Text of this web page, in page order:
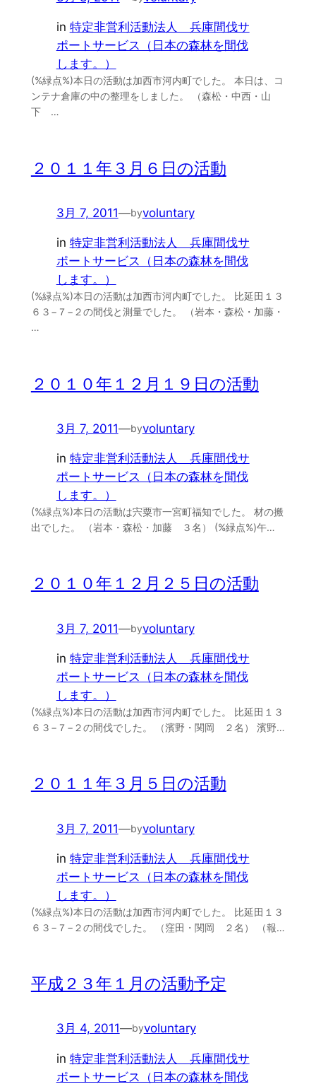
in 特定非営利活動法人 兵庫間伐サ
ポートサービス（日本の森林を間伐
します。）
(%緑点%)本日の活動は加西市河内町でした。 本日は、コ
ンテナ倉庫の中の整理をしました。 （森松・中西・山
下 …
２０１１年３月６日の活動
3月 7, 2011—byvoluntary
in 特定非営利活動法人 兵庫間伐サ
ポートサービス（日本の森林を間伐
します。）
(%緑点%)本日の活動は加西市河内町でした。 比延田１３
６３−７−２の間伐と測量でした。 （岩本・森松・加藤・
…
２０１０年１２月１９日の活動
3月 7, 2011—byvoluntary
in 特定非営利活動法人 兵庫間伐サ
ポートサービス（日本の森林を間伐
します。）
(%緑点%)本日の活動は宍粟市一宮町福知でした。 材の搬
出でした。 （岩本・森松・加藤 ３名） (%緑点%)午…
２０１０年１２月２５日の活動
3月 7, 2011—byvoluntary
in 特定非営利活動法人 兵庫間伐サ
ポートサービス（日本の森林を間伐
します。）
(%緑点%)本日の活動は加西市河内町でした。 比延田１３
６３−７−２の間伐でした。 （濱野・関岡 ２名） 濱野…
２０１１年３月５日の活動
3月 7, 2011—byvoluntary
in 特定非営利活動法人 兵庫間伐サ
ポートサービス（日本の森林を間伐
します。）
(%緑点%)本日の活動は加西市河内町でした。 比延田１３
６３−７−２の間伐でした。 （窪田・関岡 ２名） （報…
平成２３年１月の活動予定
3月 4, 2011—byvoluntary
in 特定非営利活動法人 兵庫間伐サ
ポートサービス（日本の森林を間伐